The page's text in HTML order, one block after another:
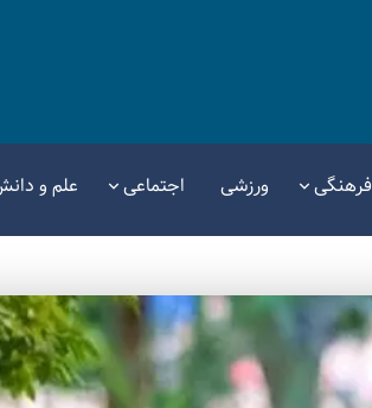
فرهنگی ورزشی اجتماعی علم و